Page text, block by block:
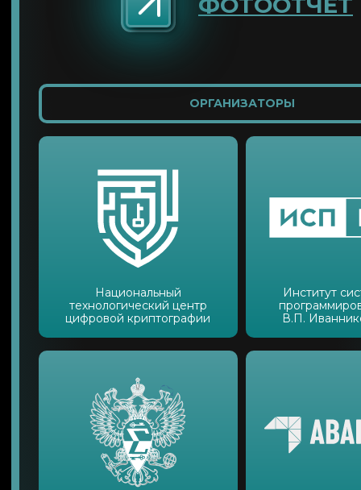
ОРГАНИЗАТОРЫ
Национальный
технологический центр
цифровой криптографии
Институт
В.П.
ФОТООТЧЁТ